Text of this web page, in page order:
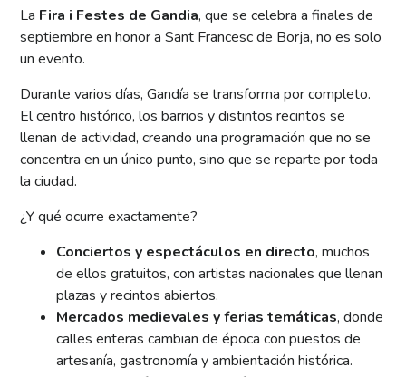
La Fira i Festes de Gandia, que se celebra a finales de
septiembre en honor a Sant Francesc de Borja, no es solo
un evento.
Durante varios días, Gandía se transforma por completo.
El centro histórico, los barrios y distintos recintos se
llenan de actividad, creando una programación que no se
concentra en un único punto, sino que se reparte por toda
la ciudad.
¿Y qué ocurre exactamente?
Conciertos y espectáculos en directo, muchos
de ellos gratuitos, con artistas nacionales que llenan
plazas y recintos abiertos.
Mercados medievales y ferias temáticas, donde
calles enteras cambian de época con puestos de
artesanía, gastronomía y ambientación histórica.